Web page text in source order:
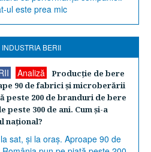
INDUSTRIA BERII
Analiză
Producţie de bere
90 de fabrici şi microberării
peste 200 de branduri de bere
peste 300 de ani. Cum şi-a
naţional?